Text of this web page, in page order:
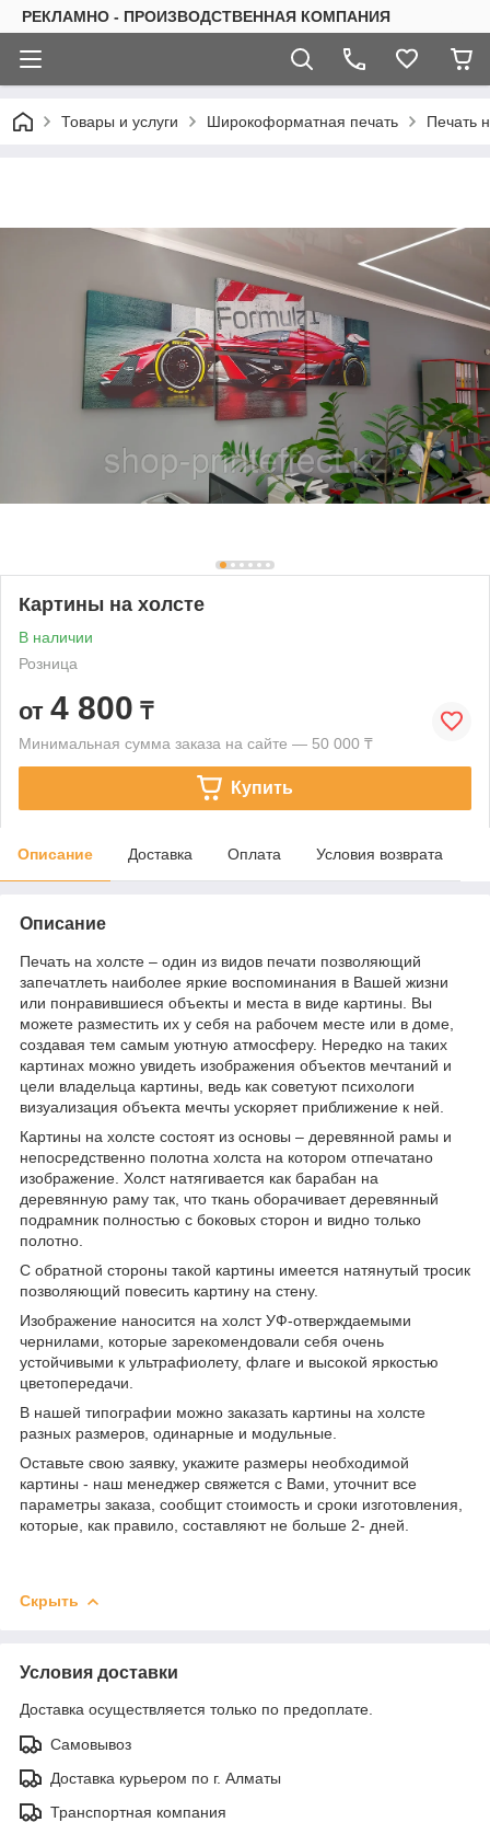
РЕКЛАМНО - ПРОИЗВОДСТВЕННАЯ КОМПАНИЯ
Товары и услуги Широкоформатная печать Печать
Картины на холсте
В наличии
Розница
от 4 800 ₸
Минимальная сумма заказа на сайте — 50 000 ₸
Купить
Описание Доставка Оплата Условия возврата
Описание
Печать на холсте – один из видов печати позволяющий
запечатлеть наиболее яркие воспоминания в Вашей жизни
или понравившиеся объекты и места в виде картины. Вы
можете разместить их у себя на рабочем месте или в доме,
создавая тем самым уютную атмосферу. Нередко на таких
картинах можно увидеть изображения объектов мечтаний и
цели владельца картины, ведь как советуют психологи
визуализация объекта мечты ускоряет приближение к ней.
Картины на холсте состоят из основы – деревянной рамы и
непосредственно полотна холста на котором отпечатано
изображение. Холст натягивается как барабан на
деревянную раму так, что ткань оборачивает деревянный
подрамник полностью с боковых сторон и видно только
полотно.
С обратной стороны такой картины имеется натянутый тросик
позволяющий повесить картину на стену.
Изображение наносится на холст УФ-отверждаемыми
чернилами, которые зарекомендовали себя очень
устойчивыми к ультрафиолету, флаге и высокой яркостью
цветопередачи.
В нашей типографии можно заказать картины на холсте
разных размеров, одинарные и модульные.
Оставьте свою заявку, укажите размеры необходимой
картины - наш менеджер свяжется с Вами, уточнит все
параметры заказа, сообщит стоимость и сроки изготовления,
которые, как правило, составляют не больше 2- дней.
Скрыть
Условия доставки
Доставка осуществляется только по предоплате.
Самовывоз
Доставка курьером по г. Алматы
Транспортная компания